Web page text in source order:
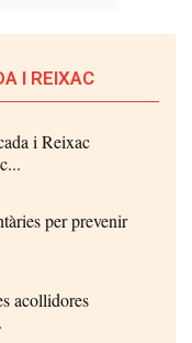
I REIXAC
i Reixac
per prevenir
acollidores